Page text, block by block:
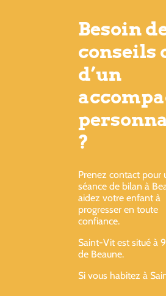
Besoin
conseils
d’un
?
Prenez contact pour
séance de bilan à
aidez votre enfant à
progresser en toute
confiance.
Saint-Vit est situé à
de Beaune.
Si vous habitez à